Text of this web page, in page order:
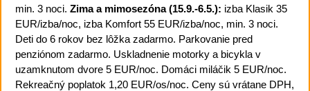
min. 3 noci. Zima a mimosezóna (15.9.-6.5.): izba Klasik 35
EUR/izba/noc, izba Komfort 55 EUR/izba/noc, min. 3 noci.
Deti do 6 rokov bez lôžka zadarmo. Parkovanie pred
penziónom zadarmo. Uskladnenie motorky a bicykla v
uzamknutom dvore 5 EUR/noc. Domáci miláčik 5 EUR/noc.
Rekreačný poplatok 1,20 EUR/os/noc. Ceny sú vrátane DPH,